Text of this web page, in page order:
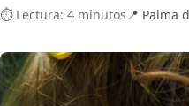
⏱️ Lectura: 4 minutos📍 Palma